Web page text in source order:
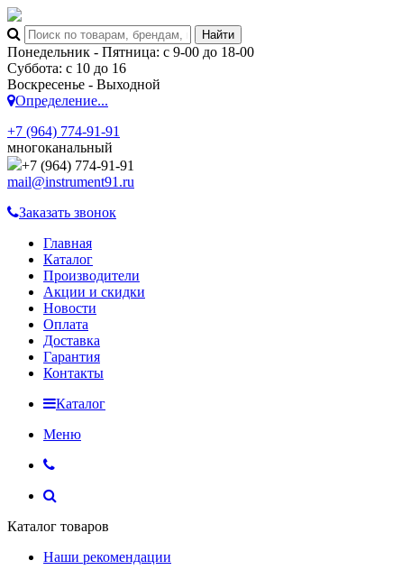
Понедельник - Пятница: с 9-00 до 18-00
Суббота: с 10 до 16
Воскресенье - Выходной
Определение...
+7 (964) 774-91-91
многоканальный
+7 (964) 774-91-91
mail@instrument91.ru
Заказать звонок
Главная
Каталог
Производители
Акции и скидки
Новости
Оплата
Доставка
Гарантия
Контакты
Каталог
Меню
Каталог товаров
Наши рекомендации